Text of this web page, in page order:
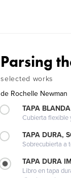
Parsing
selected works
de Rochelle Newman
TAPA BLANDA
Cubierta flexible
TAPA DURA,
Sobrecubierta a
TAPA DURA
Libro en tapa